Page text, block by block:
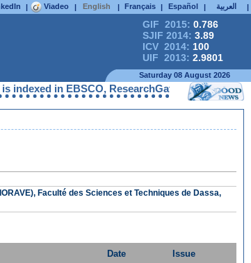
| Viadeo | English | Français | Español | العربية |
GIF 2015: 0.786
SJIF 2014: 3.89
ICV 2014: 100
UIF 2013: 2.9801
Saturday 08 August 2026
in EBSCO, ResearchGate, ProQuest,
Faculté des Sciences et Techniques de Dassa,
Date Issue